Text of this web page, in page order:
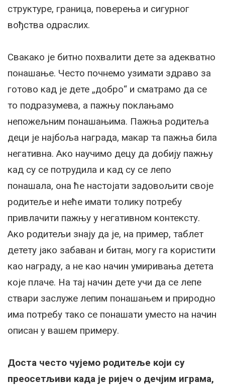
структуре, граница, поверења и сигурног
вођства одраслих.
Свакако је битно похвалити дете за адекватно
понашање. Често почнемо узимати здраво за
готово кад је дете „добро“ и сматрамо да се
то подразумева, а пажњу поклањамо
непожељним понашањима. Пажња родитеља
деци је најбоља награда, макар та пажња била
негативна. Ако научимо децу да добију пажњу
кад су се потрудила и кад су се лепо
понашала, она ће настојати задовољити своје
родитеље и неће имати толику потребу
привлачити пажњу у негативном контексту.
Ако родитељи знају да је, на пример, таблет
детету јако забаван и битан, могу га користити
као награду, а не као начин умиривања детета
које плаче. На тај начин дете учи да се лепе
ствари заслуже лепим понашањем и природно
има потребу тако се понашати уместо на начин
описан у вашем примеру.
Доста често чујемо родитеље који су
преосетљиви када је ријеч о дечјим играма,